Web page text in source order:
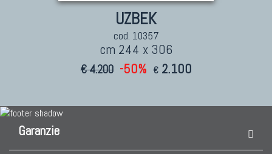
UZBEK
cod. 10357
cm 244 x 306
€ 4.200 -50% € 2.100
Garanzie